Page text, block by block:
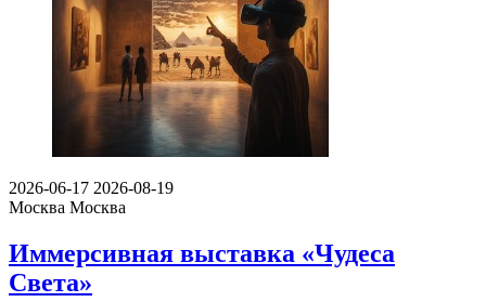
2026-06-17 2026-08-19
Москва Москва
Иммерсивная выставка «Чудеса
Света»